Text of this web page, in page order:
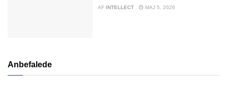
AF INTELLECT MAJ 5, 2026
Anbefalede